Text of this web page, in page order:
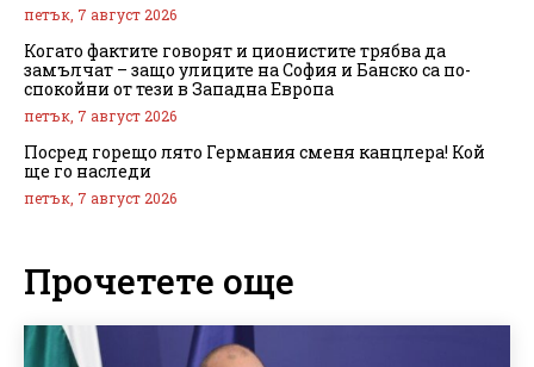
петък, 7 август 2026
Когато фактите говорят и ционистите трябва да
замълчат – защо улиците на София и Банско са по-
спокойни от тези в Западна Европа
петък, 7 август 2026
Посред горещо лято Германия сменя канцлера! Кой
ще го наследи
петък, 7 август 2026
Прочетете още